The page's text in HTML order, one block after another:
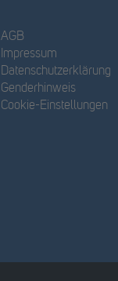
AGB
Impressum
Datenschutzerklärung
Genderhinweis
Cookie-Einstellungen